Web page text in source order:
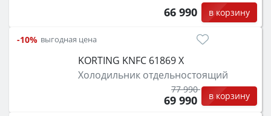
66 990 в корзину
-10% выгодная цена
KORTING KNFC 61869 X
Холодильник отдельностоящий
77 990
69 990 в корзину